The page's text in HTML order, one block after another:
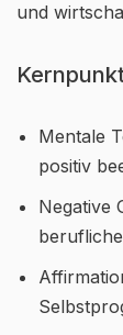
und
Mentale
positiv
Negative